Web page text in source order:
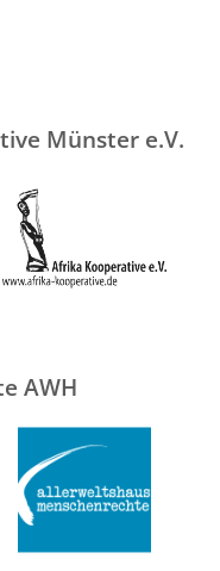
Münster e.V.
AWH